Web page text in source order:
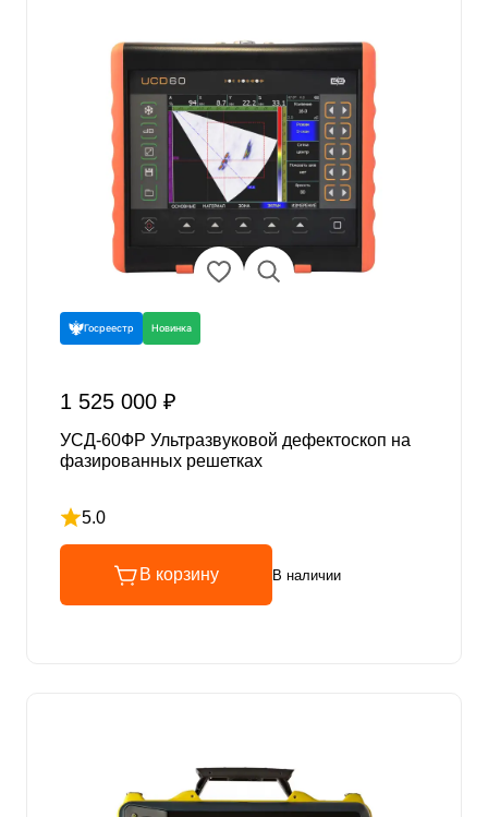
Госреестр Новинка
1 525 000 ₽
УСД-60ФР Ультразвуковой дефектоскоп на
фазированных решетках
5.0
Рейтинг 5 из 5
В корзину В наличии